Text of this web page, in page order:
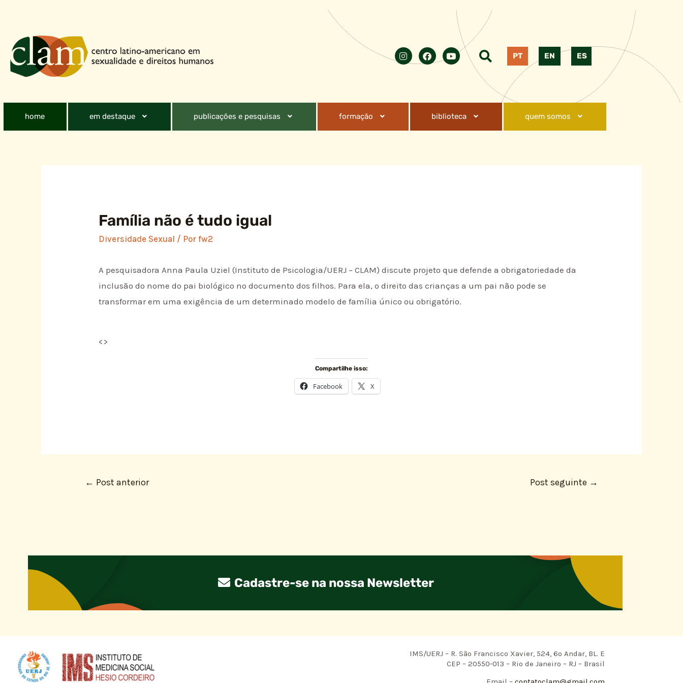
PT EN ES
home em destaque publicações e pesquisas formação biblioteca quem somos
Família não é tudo igual
Diversidade Sexual / Porfw2
A pesquisadora Anna Paula Uziel (Instituto de Psicologia/UERJ – CLAM) discute projeto que defende a obrigatoriedade da
inclusão do nome do pai biológico no documento dos filhos. Para ela, o direito das crianças a um pai não pode se
transformar em uma exigência de um determinado modelo de família único ou obrigatório.
< >
Compartilhe isso:
Facebook X
← Post anterior Post seguinte →
Cadastre-se na nossa Newsletter
IMS/UERJ – R. São Francisco Xavier, 524, 6º Andar, BL. E
CEP – 20550-013 – Rio de Janeiro – RJ – Brasil